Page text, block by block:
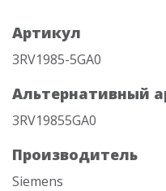
Артикул
3RV1985-5GA0
Альтернативный
3RV19855GA0
Производитель
Siemens